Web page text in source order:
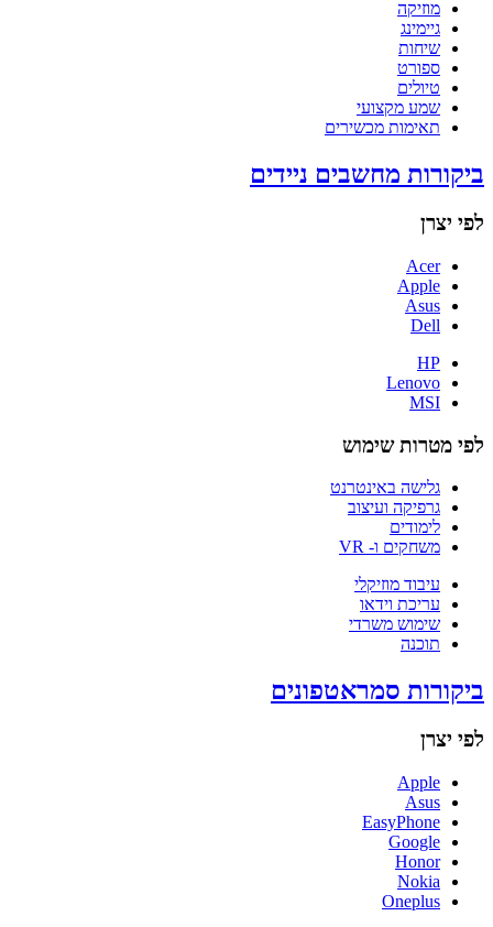
מוזיקה
גיימינג
שיחות
ספורט
טיולים
שמע מקצועי
תאימות מכשירים
ביקורות מחשבים ניידים
לפי יצרן
Acer
Apple
Asus
Dell
HP
Lenovo
MSI
לפי מטרות שימוש
גלישה באינטרנט
גרפיקה ועיצוב
לימודים
משחקים ו- VR
עיבוד מוזיקלי
עריכת וידאו
שימוש משרדי
תוכנה
ביקורות סמראטפונים
לפי יצרן
Apple
Asus
EasyPhone
Google
Honor
Nokia
Oneplus